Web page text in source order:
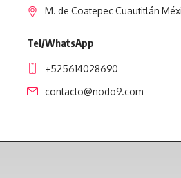
M. de Coatepec Cuautitlán
Tel/WhatsApp
+525614028690
contacto@nodo9.com